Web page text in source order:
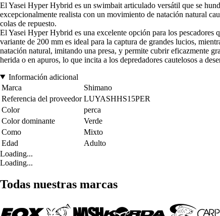
El Yasei Hyper Hybrid es un swimbait articulado versátil que se
excepcionalmente realista con un movimiento de natación natural
colas de repuesto.
El Yasei Hyper Hybrid es una excelente opción para los pescadores
variante de 200 mm es ideal para la captura de grandes lucios,
natación natural, imitando una presa, y permite cubrir eficazmente
herida o en apuros, lo que incita a los depredadores cautelosos a
Información adicional
Marca
Shimano
Referencia del proveedor LUYASHHS15PER
Color
perca
Color dominante
Verde
Como
Mixto
Edad
Adulto
Loading...
Loading...
Todas nuestras marcas